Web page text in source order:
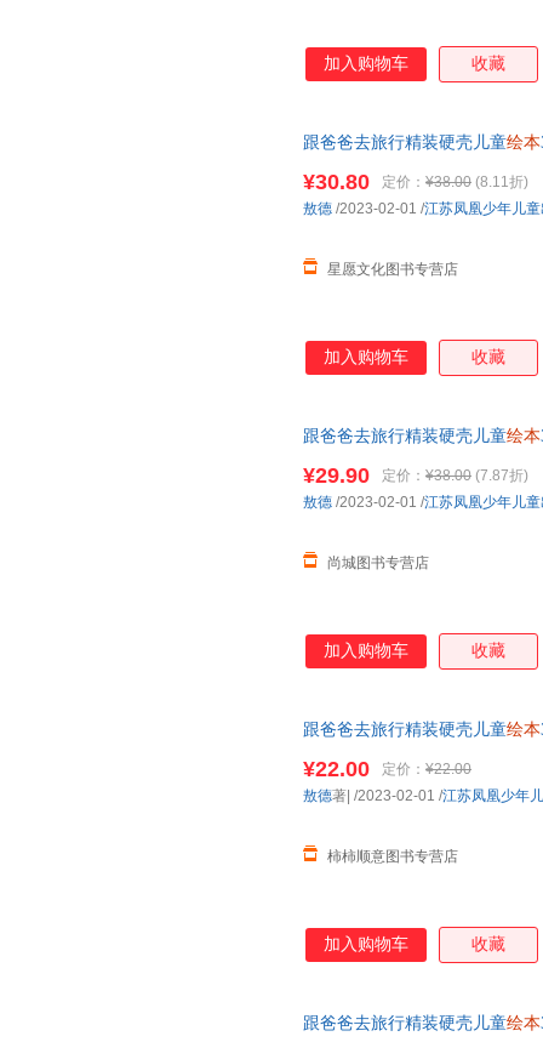
加入购物车 收藏
跟爸爸去旅行精装硬壳儿童绘本
线小当当客服
¥30.80 定价： ¥38.00 (8.11折)
星愿文化图书专营店
敖德 /2023-02-01 /江苏凤凰少年儿
加入购物车 收藏
跟爸爸去旅行精装硬壳儿童绘本
¥29.90 定价： ¥38.00 (7.87折)
尚城图书专营店
敖德 /2023-02-01 /江苏凤凰少年儿
加入购物车 收藏
跟爸爸去旅行精装硬壳儿童绘本
¥22.00 定价： ¥22.00
柿柿顺意图书专营店
敖德著| /2023-02-01 /江苏凤凰少年
加入购物车 收藏
跟爸爸去旅行精装硬壳儿童绘本